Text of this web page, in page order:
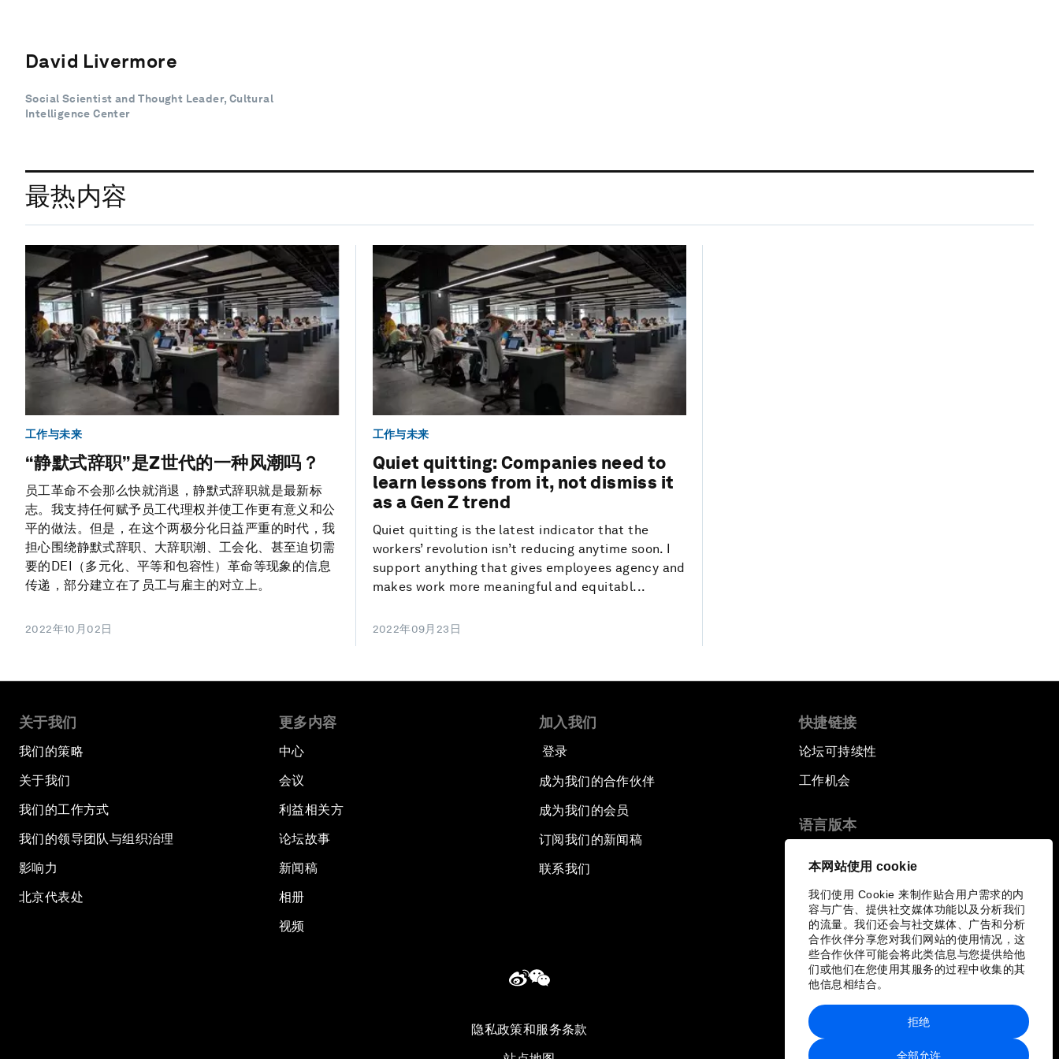
本网站使用 cookie
我们使用 Cookie 来制作贴合用户需求的内
容与广告、提供社交媒体功能以及分析我们
的流量。我们还会与社交媒体、广告和分析
合作伙伴分享您对我们网站的使用情况，这
些合作伙伴可能会将此类信息与您提供给他
们或他们在您使用其服务的过程中收集的其
他信息相结合。
全部允许
拒绝
David Livermore
Social Scientist and Thought Leader, Cultural
Intelligence Center
最热内容
工作与未来
“静默式辞职”是Z世代的一种风潮吗？
员工革命不会那么快就消退，静默式辞职就是最新标
志。我支持任何赋予员工代理权并使工作更有意义和公
平的做法。但是，在这个两极分化日益严重的时代，我
担心围绕静默式辞职、大辞职潮、工会化、甚至迫切需
要的DEI（多元化、平等和包容性）革命等现象的信息
传递，部分建立在了员工与雇主的对立上。
2022年10月02日
工作与未来
Quiet quitting: Companies need to
learn lessons from it, not dismiss it
as a Gen Z trend
Quiet quitting is the latest indicator that the
workers’ revolution isn’t reducing anytime soon. I
support anything that gives employees agency and
makes work more meaningful and equitabl...
2022年09月23日
关于我们
我们的策略
关于我们
我们的工作方式
我们的领导团队与组织治理
影响力
北京代表处
更多内容
中心
会议
利益相关方
论坛故事
新闻稿
相册
视频
加入我们
登录
成为我们的合作伙伴
成为我们的会员
订阅我们的新闻稿
联系我们
快捷链接
论坛可持续性
工作机会
语言版本
隐私政策和服务条款